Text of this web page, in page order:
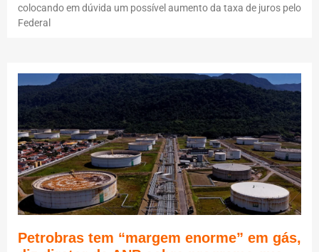
colocando em dúvida um possível aumento da taxa de juros pelo
Federal
Petrobras tem “margem enorme” em gás,